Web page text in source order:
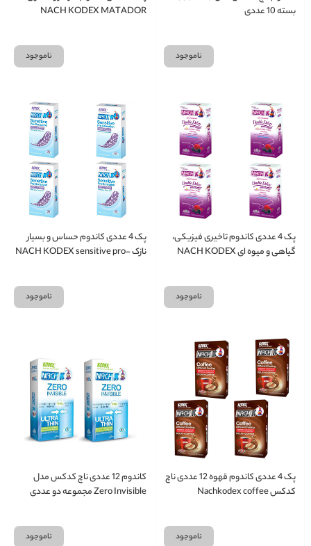
بسته 10 عددی
ناموجود
NACH KODEX MATADOR
ناموجود
پک 4 عددی کاندوم تاخیری فیزیکی،
گیاهی و میوه ای NACH KODEX
ناموجود
پک 4 عددی کاندوم حساس و بسیار
نازک NACH KODEX sensitive pro-
ناموجود
پک 4 عددی کاندوم قهوه 12 عددی ناچ
کدکس Nachkodex coffee
ناموجود
کاندوم 12 عددی ناچ کدکس مدل
Zero Invisible مجموعه دو عددی
ناموجود